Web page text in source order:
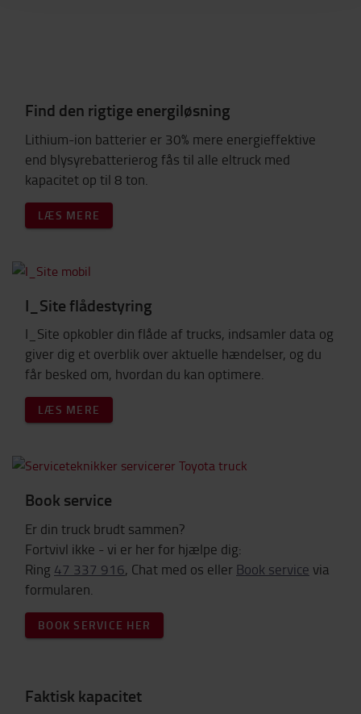
Find den rigtige energiløsning
Lithium-ion batterier er 30% mere energieffektive
end blysyrebatterierog fås til alle eltruck med
kapacitet op til 8 ton.
LÆS MERE
I_Site flådestyring
I_Site opkobler din flåde af trucks, indsamler data og
giver dig et overblik over aktuelle hændelser, og du
får besked om, hvordan du kan optimere.
LÆS MERE
Book service
Er din truck brudt sammen?
Fortvivl ikke - vi er her for hjælpe dig:
Ring 47 337 916, Chat med os eller Book service via
formularen.
BOOK SERVICE HER
Faktisk kapacitet